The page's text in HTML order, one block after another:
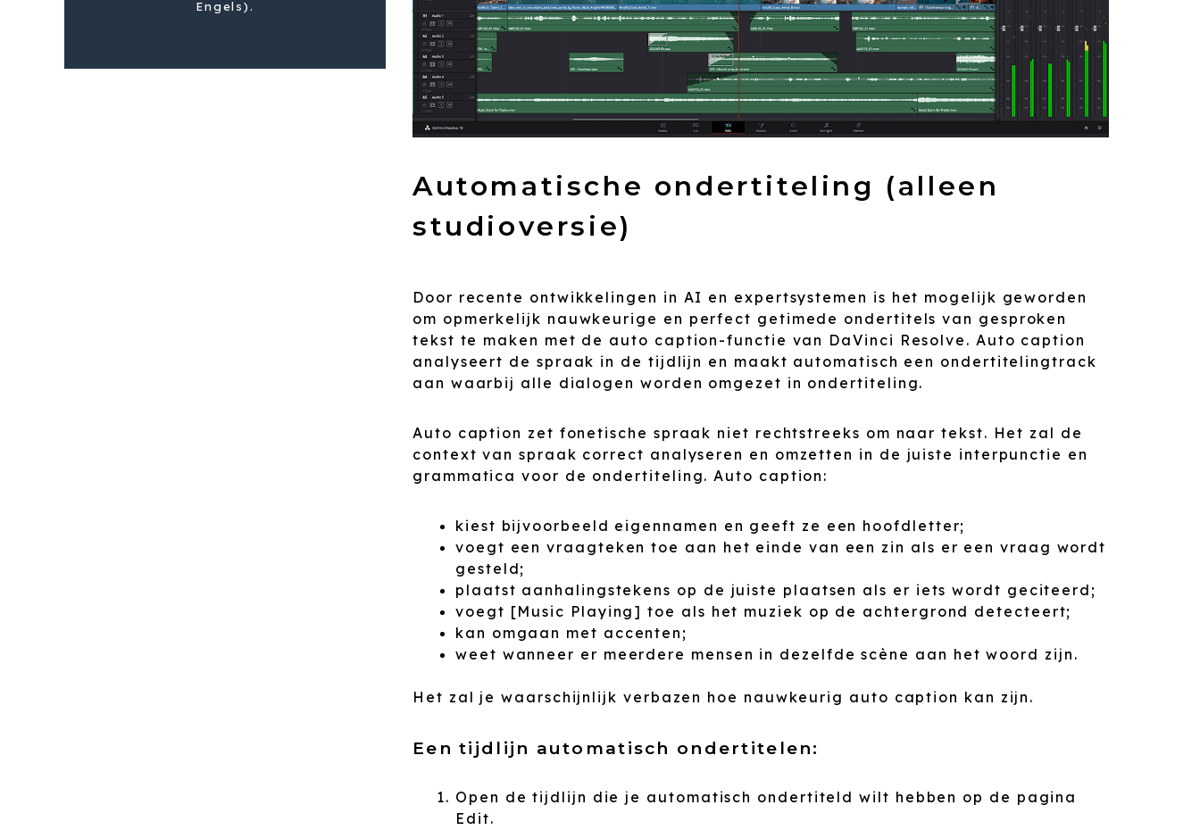
Automatische ondertiteling (alleen
studioversie)
Door recente ontwikkelingen in AI en expertsystemen is het mogelijk geworden
om opmerkelijk nauwkeurige en perfect getimede ondertitels van gesproken
tekst te maken met de auto caption-functie van DaVinci Resolve. Auto caption
analyseert de spraak in de tijdlijn en maakt automatisch een ondertitelingtrack
aan waarbij alle dialogen worden omgezet in ondertiteling.
Auto caption zet fonetische spraak niet rechtstreeks om naar tekst. Het zal de
context van spraak correct analyseren en omzetten in de juiste interpunctie en
grammatica voor de ondertiteling. Auto caption:
kiest bijvoorbeeld eigennamen en geeft ze een hoofdletter;
voegt een vraagteken toe aan het einde van een zin als er een vraag wordt
gesteld;
plaatst aanhalingstekens op de juiste plaatsen als er iets wordt geciteerd;
voegt [Music Playing] toe als het muziek op de achtergrond detecteert;
kan omgaan met accenten;
weet wanneer er meerdere mensen in dezelfde scène aan het woord zijn.
Het zal je waarschijnlijk verbazen hoe nauwkeurig auto caption kan zijn.
Een tijdlijn automatisch ondertitelen:
Open de tijdlijn die je automatisch ondertiteld wilt hebben op de pagina
Edit.
Engels).